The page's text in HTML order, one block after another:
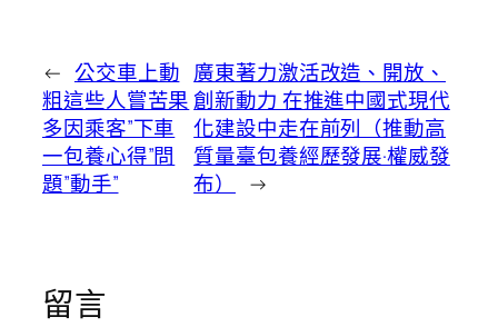
← 公交車上動
粗這些人嘗苦果
多因乘客”下車
一包養心得”問
題”動手”
廣東著力激活改造、開放、
創新動力 在推進中國式現代
化建設中走在前列（推動高
質量臺包養經歷發展·權威發
布）
→
留言